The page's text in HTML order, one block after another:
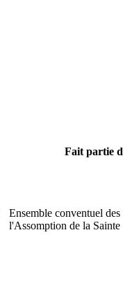
Fait partie
Ensemble conventuel des
l'Assomption de la